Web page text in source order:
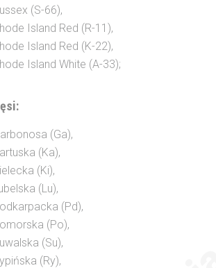
(S-66),
Island Red (R-11),
Island Red (K-22),
Island White (A-33);
(Ga),
(Ka),
(Ki),
(Lu),
(Pd),
(Po),
(Su),
(Ry),